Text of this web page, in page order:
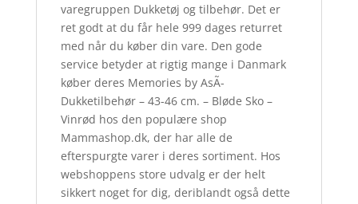
varegruppen Dukketøj og tilbehør. Det er
ret godt at du får hele 999 dages returret
med når du køber din vare. Den gode
service betyder at rigtig mange i Danmark
køber deres Memories by AsÃ­
Dukketilbehør – 43-46 cm. – Bløde Sko –
Vinrød hos den populære shop
Mammashop.dk, der har alle de
efterspurgte varer i deres sortiment. Hos
webshoppens store udvalg er der helt
sikkert noget for dig, deriblandt også dette